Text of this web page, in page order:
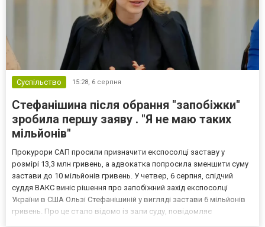
Суспільство 15:28, 6 серпня
Стефанішина після обрання "запобіжки"
зробила першу заяву . "Я не маю таких
мільйонів"
Прокурори САП просили призначити експосолці заставу у
розмірі 13,3 млн гривень, а адвокатка попросила зменшити суму
застави до 10 мільйонів гривень. У четвер, 6 серпня, слідчий
суддя ВАКС виніс рішення про запобіжний захід експосолці
України в США Ользі Стефанішиній у вигляді застави 6 мільйонів
гривень. Про це стало відомо із зали суду, повідомляє